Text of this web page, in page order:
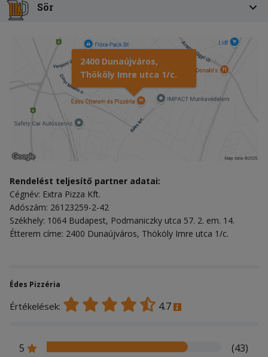
Sör
2400 Dunaújváros,
Thököly Imre utca 1/c.
Rendelést teljesítő partner adatai:
Cégnév: Extra Pizza Kft.
Adószám: 26123259-2-42
Székhely: 1064 Budapest, Podmaniczky utca 57. 2. em. 14.
Étterem címe: 2400 Dunaújváros, Thököly Imre utca 1/c.
Édes Pizzéria
Értékelések: 4.7
5
(43)